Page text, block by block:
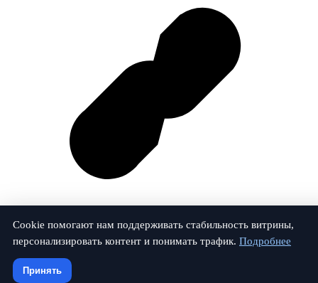
© 2026 Залог-Проверка. Все права защищены.
Cookie помогают нам поддерживать стабильность витрины,
персонализировать контент и понимать трафик. Подробнее
Принять